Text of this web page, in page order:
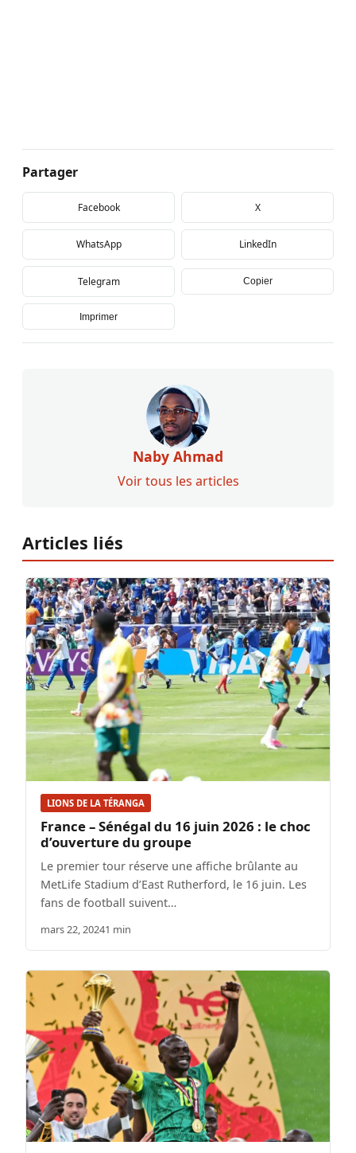
Partager
Facebook X
WhatsApp LinkedIn
Telegram Copier
Imprimer
Naby Ahmad
Voir tous les articles
Articles liés
LIONS DE LA TÉRANGA
France – Sénégal du 16 juin 2026 : le choc
d’ouverture du groupe
Le premier tour réserve une affiche brûlante au
MetLife Stadium d’East Rutherford, le 16 juin. Les
fans de football suivent…
mars 22, 20241 min